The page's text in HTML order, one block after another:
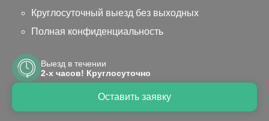
Круглосуточный выезд без выходных
Полная конфиденциальность
Оставить заявку
Выезд в течении
2-х часов! Круглосуточно